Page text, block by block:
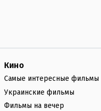
Кино
Самые интересные фильмы
Украинские фильмы
Фильмы на вечер